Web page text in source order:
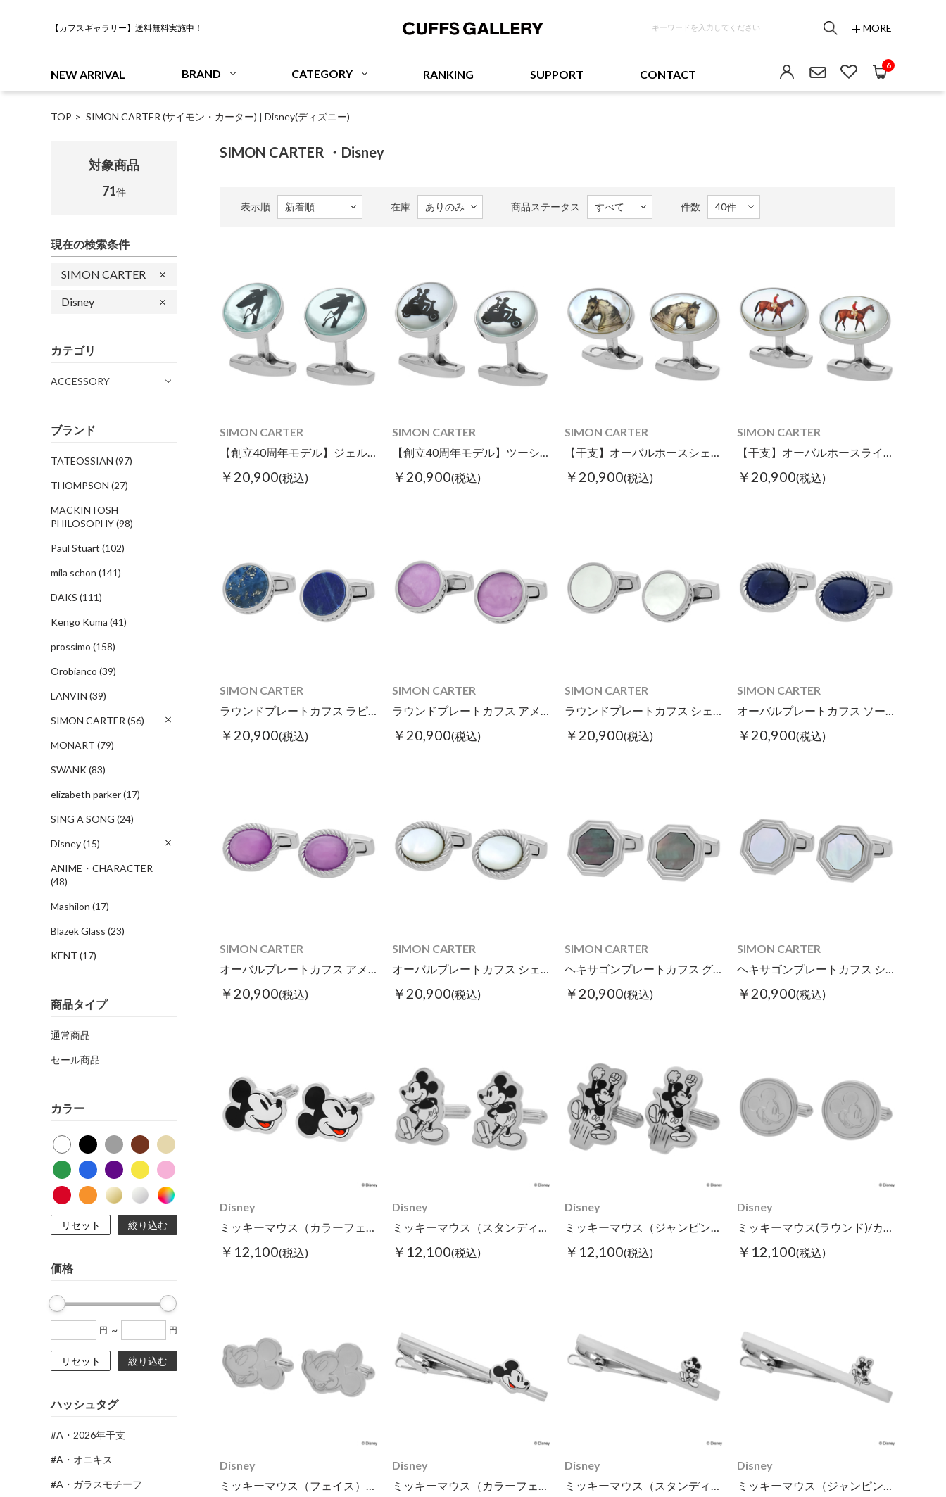
【カフスギャラリー】送料無料実施中！ MORE
NEW ARRIVAL BRAND CATEGORY RANKING SUPPORT CONTACT
6
TOP SIMON CARTER (サイモン・カーター) | Disney(ディズニー)
対象商品
71件
現在の検索条件
SIMON CARTER
Disney
カテゴリ
ACCESSORY
ブランド
TATEOSSIAN (97)
THOMPSON (27)
MACKINTOSH
PHILOSOPHY(98)
Paul Stuart (102)
mila schon (141)
DAKS (111)
Kengo Kuma (41)
prossimo (158)
Orobianco (39)
LANVIN (39)
SIMON CARTER (56)
MONART (79)
SWANK(83)
elizabeth parker(17)
SING A SONG (24)
Disney(15)
ANIME・CHARACTER
(48)
Mashilon (17)
Blazek Glass (23)
KENT (17)
商品タイプ
通常商品
セール商品
カラー
リセット 絞り込む
価格
円 ~ 円
リセット 絞り込む
ハッシュタグ
#A・2026年干支
#A・オニキス
#A・ガラスモチーフ
SIMON CARTER ・Disney
表示順 在庫 商品ステータス 件数
SIMON CARTER
【創立40周年モデル】ジェルベースカフス
￥20,900(税込)
SIMON CARTER
【創立40周年モデル】ツーシートスクターカフス
￥20,900(税込)
SIMON CARTER
【干支】オーバルホースシェルカフス
￥20,900(税込)
SIMON CARTER
【干支】オーバルホースライドカフス
￥20,900(税込)
SIMON CARTER
ラウンドプレートカフス ラピスラズリ
￥20,900(税込)
SIMON CARTER
ラウンドプレートカフス アメジスト
￥20,900(税込)
SIMON CARTER
ラウンドプレートカフス シェル
￥20,900(税込)
SIMON CARTER
オーバルプレートカフス ソーダライト
￥20,900(税込)
SIMON CARTER
オーバルプレートカフス アメジスト
￥20,900(税込)
SIMON CARTER
オーバルプレートカフス シェル
￥20,900(税込)
SIMON CARTER
ヘキサゴンプレートカフス グレーMOP
￥20,900(税込)
SIMON CARTER
ヘキサゴンプレートカフス シェル
￥20,900(税込)
Disney
ミッキーマウス（カラーフェイス）/カフス
￥12,100(税込)
Disney
ミッキーマウス（スタンディング）/カフス
￥12,100(税込)
Disney
ミッキーマウス（ジャンピング）/カフス
￥12,100(税込)
Disney
ミッキーマウス(ラウンド)/カフス
￥12,100(税込)
Disney
ミッキーマウス（フェイス）/カフス
Disney
ミッキーマウス（カラーフェイス）/タイピン
Disney
ミッキーマウス（スタンディング）/タイピン
Disney
ミッキーマウス（ジャンピング）/タイピン